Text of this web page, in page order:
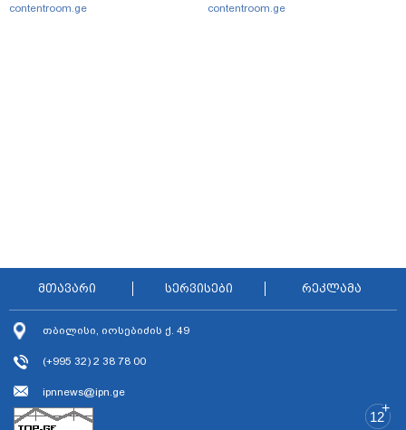
ipnnews@ipn.ge
+